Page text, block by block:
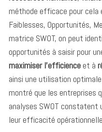
méthode efficace pour cela
Faiblesses, Opportunités,
matrice SWOT, on peut
opportunités à saisir pour
maximiser l’efficienceet à
ainsi une utilisation
montré que les entreprises
analyses SWOT constatent
leur efficacité